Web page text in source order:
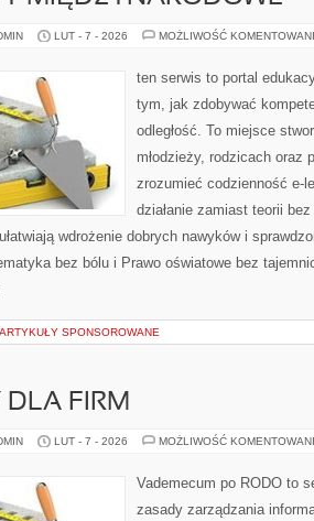
LUT - 7 - 2026 MOŻLIWOŚĆ
ten serwis to portal
tym, jak zdobywać
odległość. To miejsce
młodzieży, rodzicach oraz
zrozumieć codzienność e-
działanie zamiast teorii
wdrożenie dobrych nawyków i
bez bólu i Prawo oświatowe bez
ARTYKUŁY SPONSOROWANE
DLA FIRM
LUT - 7 - 2026 MOŻLIWOŚĆ
Vademecum po RODO to
zasady zarządzania